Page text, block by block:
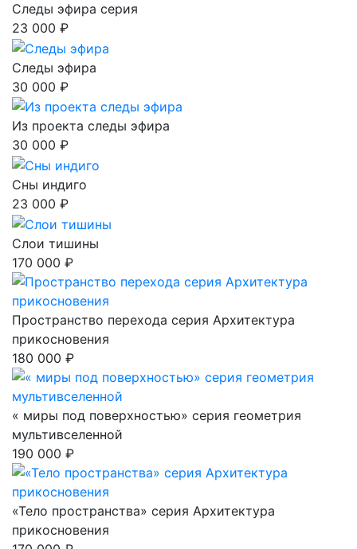
Следы эфира серия
23 000 ₽
Следы эфира
30 000 ₽
Из проекта следы эфира
30 000 ₽
Сны индиго
23 000 ₽
Слои тишины
170 000 ₽
Пространство перехода серия Архитектура
прикосновения
180 000 ₽
« миры под поверхностью» серия геометрия
мультивселенной
190 000 ₽
«Тело пространства» серия Архитектура
прикосновения